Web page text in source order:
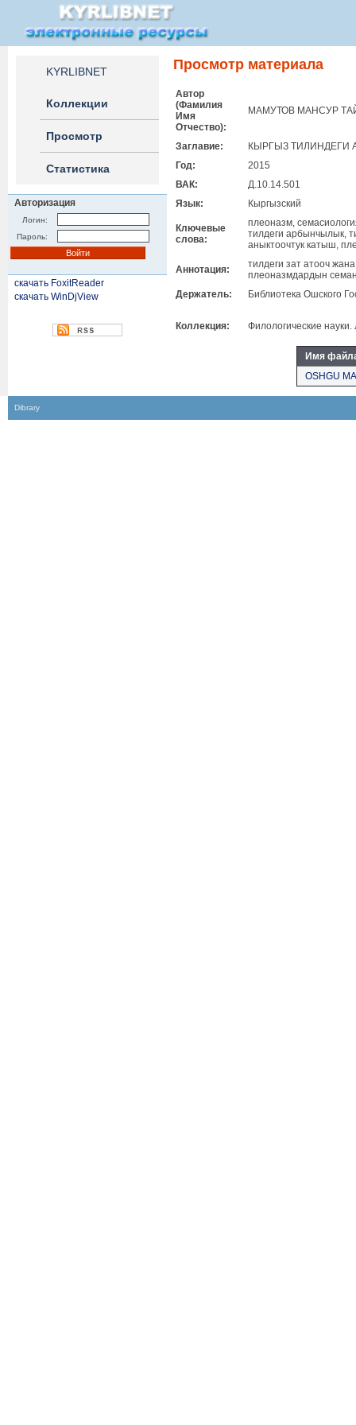
KYRLIBNET
Коллекции
Просмотр
Статистика
Авторизация
Логин:
Пароль:
скачать FoxitReader
скачать WinDjView
Просмотр материала
Автор
(Фамилия
Имя
Отчество):
МАМУТОВ МАНСУР
Заглавие:
КЫРГЫЗ ТИЛИНДЕГИ
Год:
2015
ВАК:
Д.10.14.501
Язык:
Кыргызский
Ключевые
слова:
плеоназм,
тилдеги арбынчылык,
аныктоочтук катыш,
Аннотация:
тилдеги зат атооч
плеоназмдардын
Держатель:
Библиотека Ошского
Коллекция: Филологические
Имя
OSHGU
Dibrary